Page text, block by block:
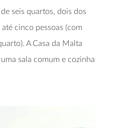
seis quartos, dois dos
cinco pessoas (com
A Casa da Malta
sala comum e cozinha